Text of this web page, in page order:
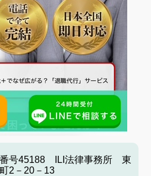
号45188 ILI法律事務所 東
2－20－13